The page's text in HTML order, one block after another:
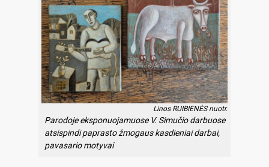
Linos RUIBIENĖS nuotr.
Parodoje eksponuojamuose V. Simučio darbuose
atsispindi paprasto žmogaus kasdieniai darbai,
pavasario motyvai